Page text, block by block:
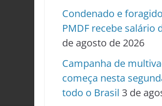
Condenado e
PMDF recebe salário
de agosto de 2026
Campanha de
começa nesta
todo o Brasil 3 de